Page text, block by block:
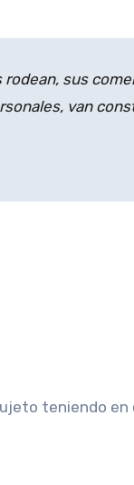
sus
van
teniendo en